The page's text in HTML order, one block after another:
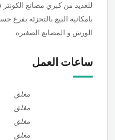
للعديد من كبري مصانع
بامكانيه البيع بالتجزئه بفرع
الورش و المصانع الصغيره.
ساعات العمل
مغلق
مغلق
مغلق
مغلق